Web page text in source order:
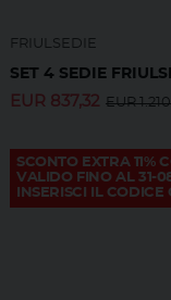
FRIULSEDIE
SET 4 SEDIE
EUR 837,32 EUR
SCONTO EXTRA 11%
VALIDO FINO AL 31-
INSERISCI IL